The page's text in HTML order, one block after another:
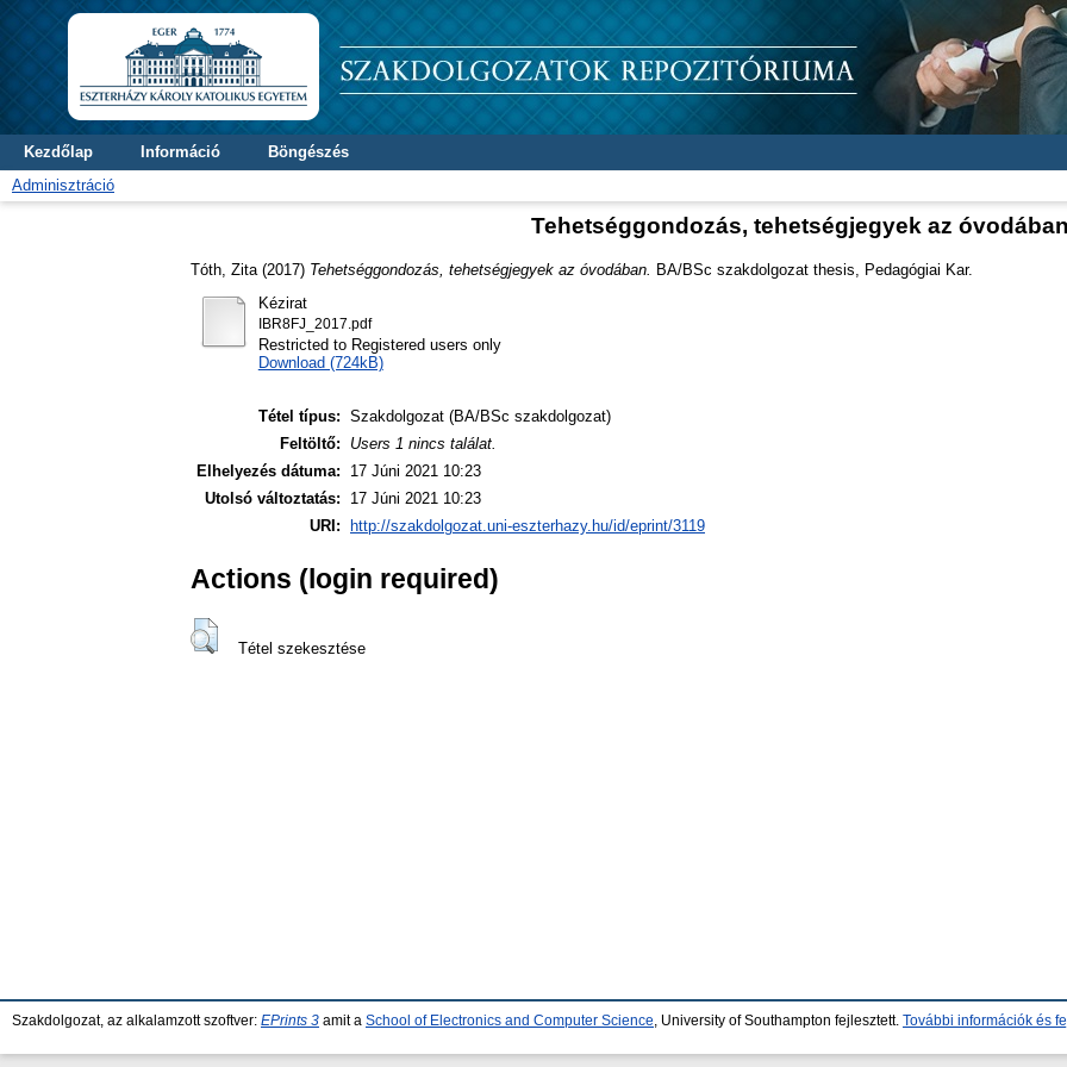
Kezdőlap Információ
Böngészés
Adminisztráció
Tehetséggondozás, tehetségjegyek az
Tóth, Zita (2017) Tehetséggondozás, tehetségjegyek az óvodában.
BA/BSc szakdolgozat thesis, Pedagógiai Kar.
Kézirat
IBR8FJ_2017.pdf
Restricted to Registered users only
Download (724kB)
Tétel típus: Szakdolgozat (BA/BSc szakdolgozat)
Feltöltő:
Users 1 nincs találat.
Elhelyezés dátuma:
17 Júni 2021 10:23
Utolsó változtatás:
17 Júni 2021 10:23
URI:
http://szakdolgozat.uni-eszterhazy.hu/id/eprint/3119
Actions (login required)
Tétel szekesztése
Szakdolgozat, az alkalamzott szoftver: EPrints 3 amit a School of Electronics and Computer Science , University of Southampton fejlesztett. További információk és